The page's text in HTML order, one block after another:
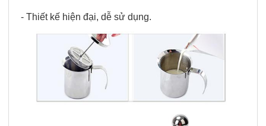
- Thiết kế hiện đại, dễ sử dụng.